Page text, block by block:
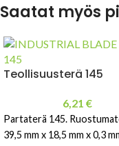
Saatat myös
Teollisuusterä 145
6,21 €
Partaterä 145.
39,5 mm x 18,5 mm x 0,3